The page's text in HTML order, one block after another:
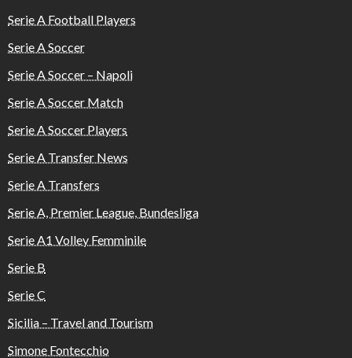
Serie A Football Players
Serie A Soccer
Serie A Soccer – Napoli
Serie A Soccer Match
Serie A Soccer Players
Serie A Transfer News
Serie A Transfers
Serie A, Premier League, Bundesliga
Serie A1 Volley Femminile
Serie B
Serie C
Sicilia – Travel and Tourism
Simone Fontecchio